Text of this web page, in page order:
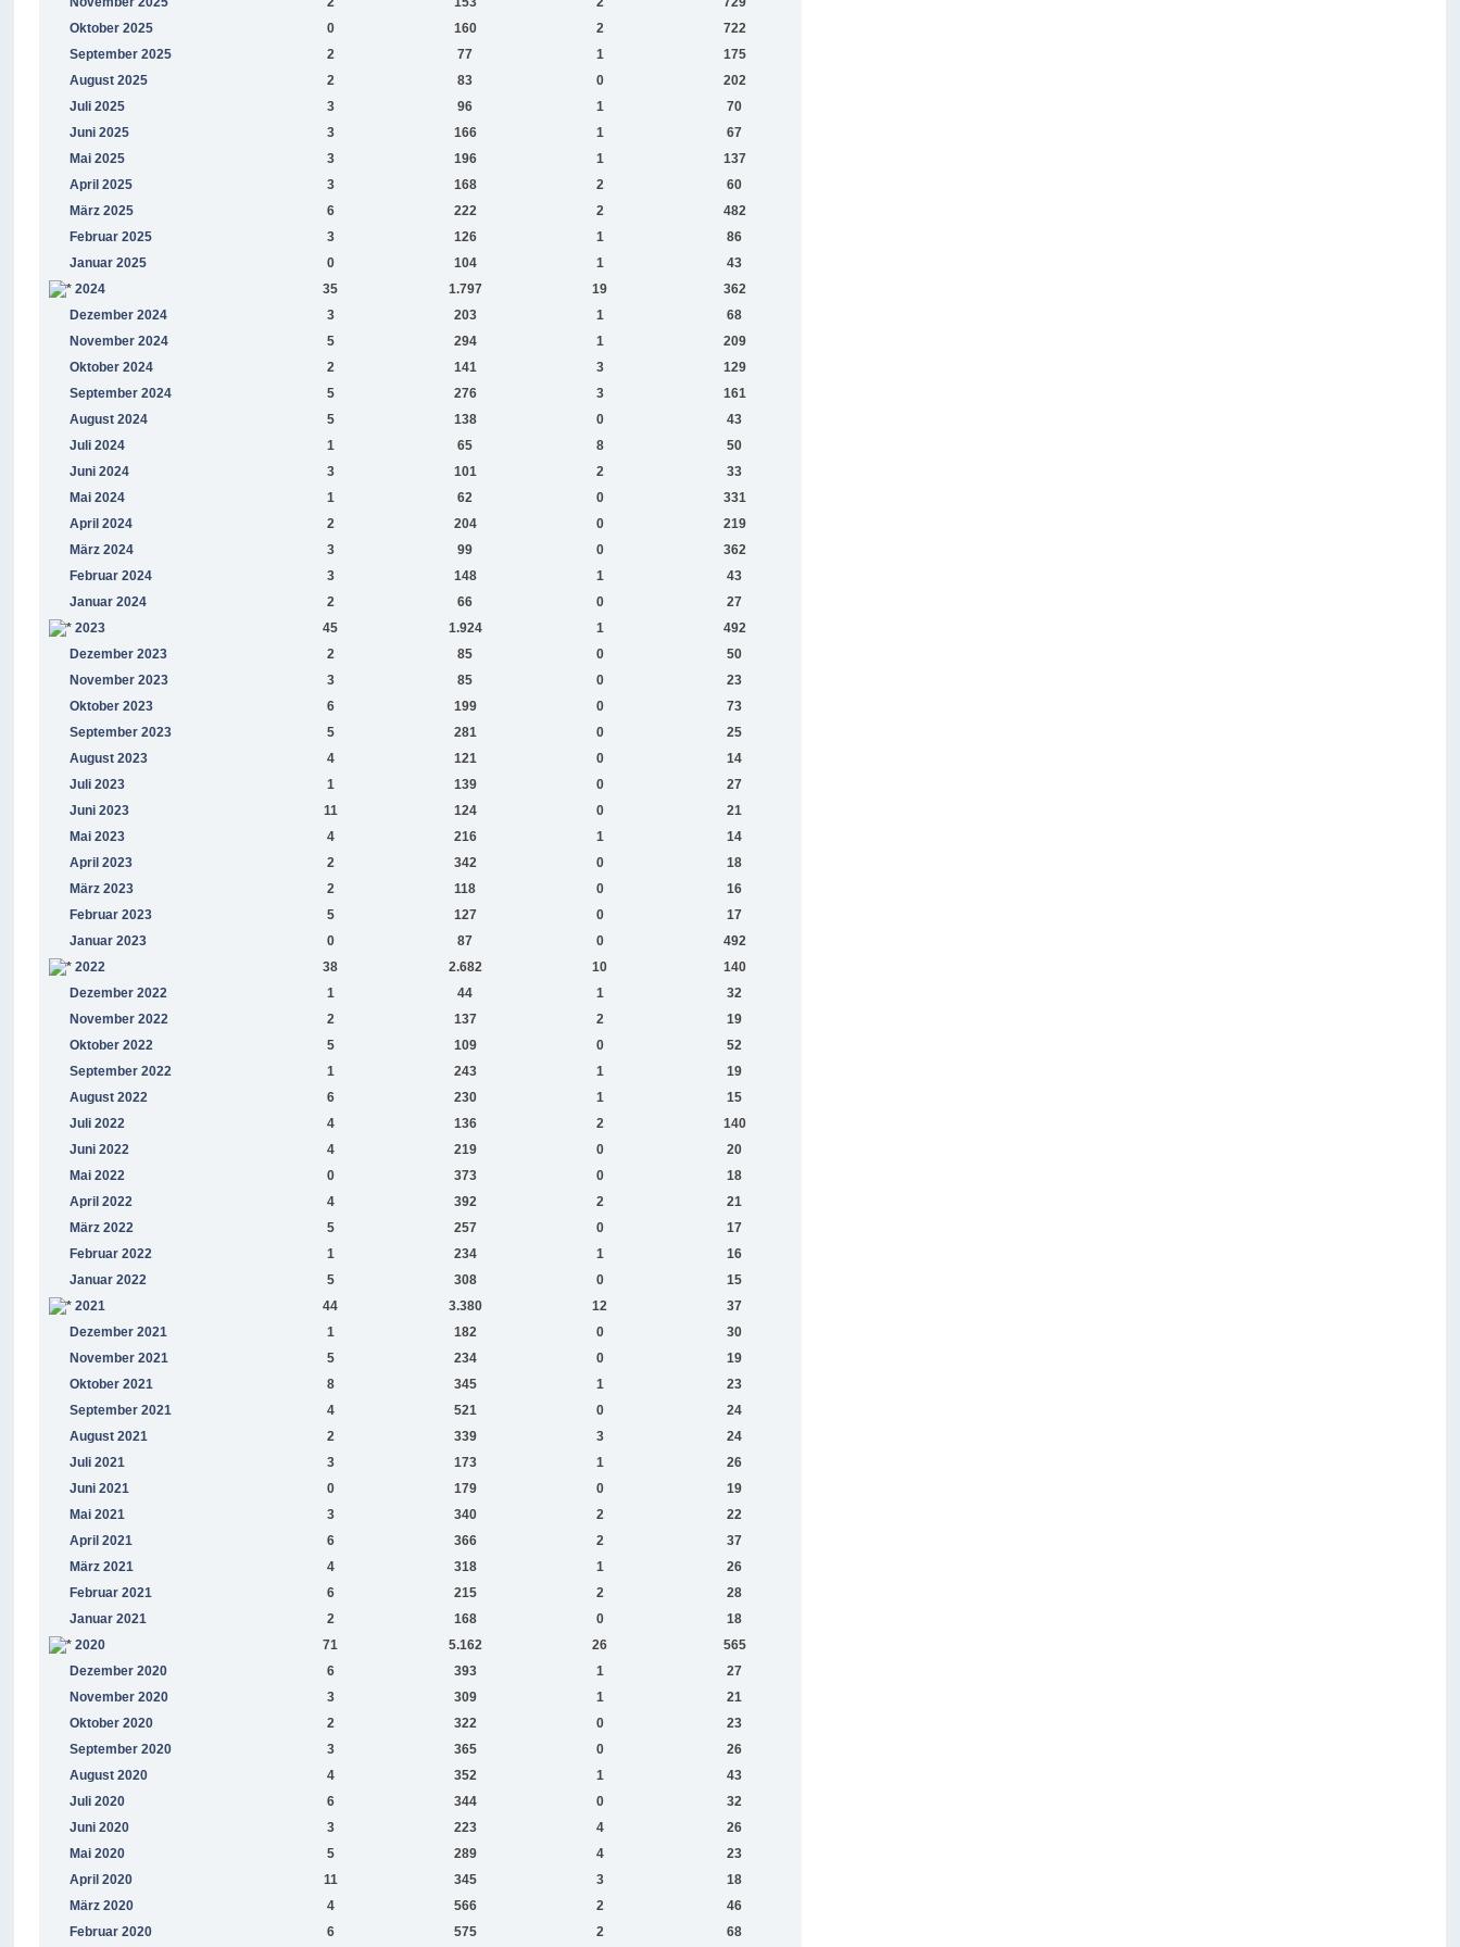
Oktober 2025
0 160 2
722
September 2025
2 77 1
175
August 2025
2 83 0
202
Juli 2025
3 96 1
70
Juni 2025
3 166 1
67
Mai 2025
3 196 1
137
April 2025
3 168 2
60
März 2025
6 222 2
482
Februar 2025
3 126 1
86
Januar 2025
0 104 1
43
2024
35 1.797 19
362
Dezember 2024
3 203 1
68
November 2024
5 294 1
209
Oktober 2024
2 141 3
129
September 2024
5 276 3
161
August 2024
5 138 0
43
Juli 2024
1 65 8
50
Juni 2024
3 101 2
33
Mai 2024
1 62 0
331
April 2024
2 204 0
219
März 2024
3 99 0
362
Februar 2024
3 148 1
43
Januar 2024
2 66 0
27
2023
45 1.924 1
492
Dezember 2023
2 85 0
50
November 2023
3 85 0
23
Oktober 2023
6 199 0
73
September 2023
5 281 0
25
August 2023
4 121 0
14
Juli 2023
1 139 0
27
Juni 2023
11 124 0
21
Mai 2023
4 216 1
14
April 2023
2 342 0
18
März 2023
2 118 0
16
Februar 2023
5 127 0
17
Januar 2023
0 87 0
492
2022
38 2.682 10
140
Dezember 2022
1 44 1
32
November 2022
2 137 2
19
Oktober 2022
5 109 0
52
September 2022
1 243 1
19
August 2022
6 230 1
15
Juli 2022
4 136 2
140
Juni 2022
4 219 0
20
Mai 2022
0 373 0
18
April 2022
4 392 2
21
März 2022
5 257 0
17
Februar 2022
1 234 1
16
Januar 2022
5 308 0
15
2021
44 3.380 12
37
Dezember 2021
1 182 0
30
November 2021
5 234 0
19
Oktober 2021
8 345 1
23
September 2021
4 521 0
24
August 2021
2 339 3
24
Juli 2021
3 173 1
26
Juni 2021
0 179 0
19
Mai 2021
3 340 2
22
April 2021
6 366 2
37
März 2021
4 318 1
26
Februar 2021
6 215 2
28
Januar 2021
2 168 0
18
2020
71 5.162 26
565
Dezember 2020
6 393 1
27
November 2020
3 309 1
21
Oktober 2020
2 322 0
23
September 2020
3 365 0
26
August 2020
4 352 1
43
Juli 2020
6 344 0
32
Juni 2020
3 223 4
26
Mai 2020
5 289 4
23
April 2020
11 345 3
18
März 2020
4 566 2
46
Februar 2020
6 575 2 68